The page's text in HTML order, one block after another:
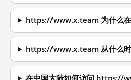
https://www.x.team 为什么在
https://www.x.team 从什么时